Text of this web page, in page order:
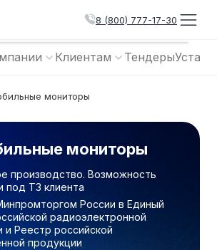
8 (800) 777-17-30
Клиентам Тендеры
мониторы
мониторы
производство. Возможность
под ТЗ клиента
России в Единый
радиоэлектронной
и Реестр российской
продукции